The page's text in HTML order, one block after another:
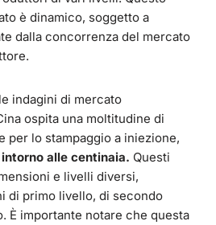
è dinamico, soggetto a
dalla concorrenza del mercato
indagini di mercato
ospita una moltitudine di
per lo stampaggio a iniezione,
alle centinaia. Questi
e livelli diversi,
di primo livello, di secondo
È importante notare che questa